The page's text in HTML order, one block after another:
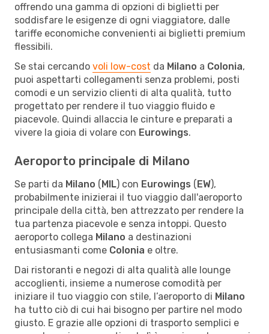
offrendo una gamma di opzioni di biglietti per
soddisfare le esigenze di ogni viaggiatore, dalle
tariffe economiche convenienti ai biglietti premium
flessibili.
Se stai cercando voli low-cost da Milano a Colonia,
puoi aspettarti collegamenti senza problemi, posti
comodi e un servizio clienti di alta qualità, tutto
progettato per rendere il tuo viaggio fluido e
piacevole. Quindi allaccia le cinture e preparati a
vivere la gioia di volare con Eurowings.
Aeroporto principale di Milano
Se parti da Milano (MIL) con Eurowings (EW),
probabilmente inizierai il tuo viaggio dall'aeroporto
principale della città, ben attrezzato per rendere la
tua partenza piacevole e senza intoppi. Questo
aeroporto collega Milano a destinazioni
entusiasmanti come Colonia e oltre.
Dai ristoranti e negozi di alta qualità alle lounge
accoglienti, insieme a numerose comodità per
iniziare il tuo viaggio con stile, l’aeroporto di Milano
ha tutto ciò di cui hai bisogno per partire nel modo
giusto. E grazie alle opzioni di trasporto semplici e